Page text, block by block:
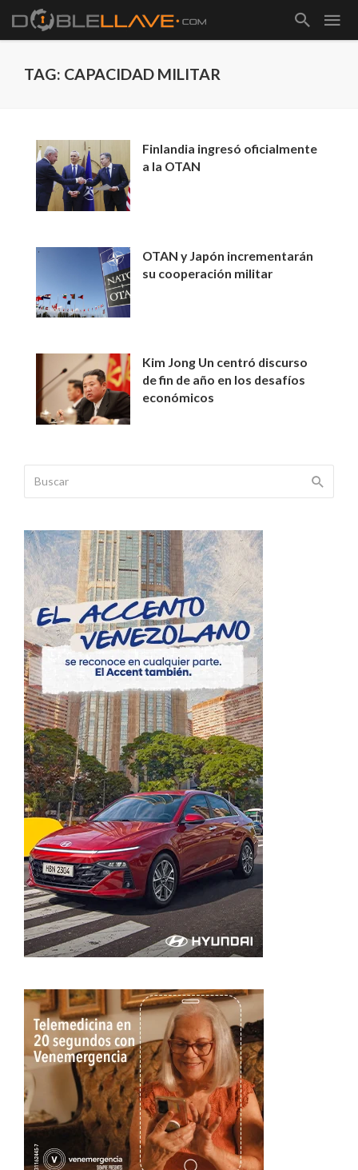
TAG: CAPACIDAD MILITAR
Finlandia ingresó oficialmente
a la OTAN
OTAN y Japón incrementarán
su cooperación militar
Kim Jong Un centró discurso
de fin de año en los desafíos
económicos